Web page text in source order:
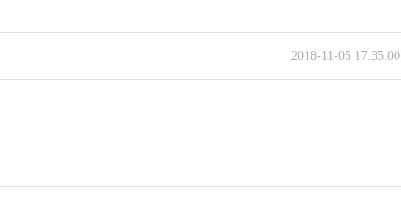
2018-11-05